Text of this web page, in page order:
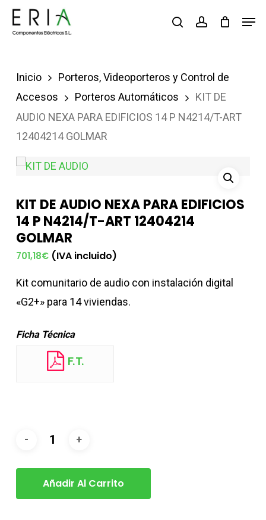
Saltar
buscaraccount
Inicio
Porteros, Videoporteros y Control de
Accesos
Porteros Automáticos
KIT DE
AUDIO NEXA PARA EDIFICIOS 14 P N4214/T-ART
12404214 GOLMAR
KIT DE AUDIO NEXA PARA EDIFICIOS
14 P N4214/T-ART 12404214
GOLMAR
701,18€ (IVA incluido)
Kit comunitario de audio con instalación digital
«G2+» para 14 viviendas.
Ficha Técnica
F.T.
Añadir Al Carrito